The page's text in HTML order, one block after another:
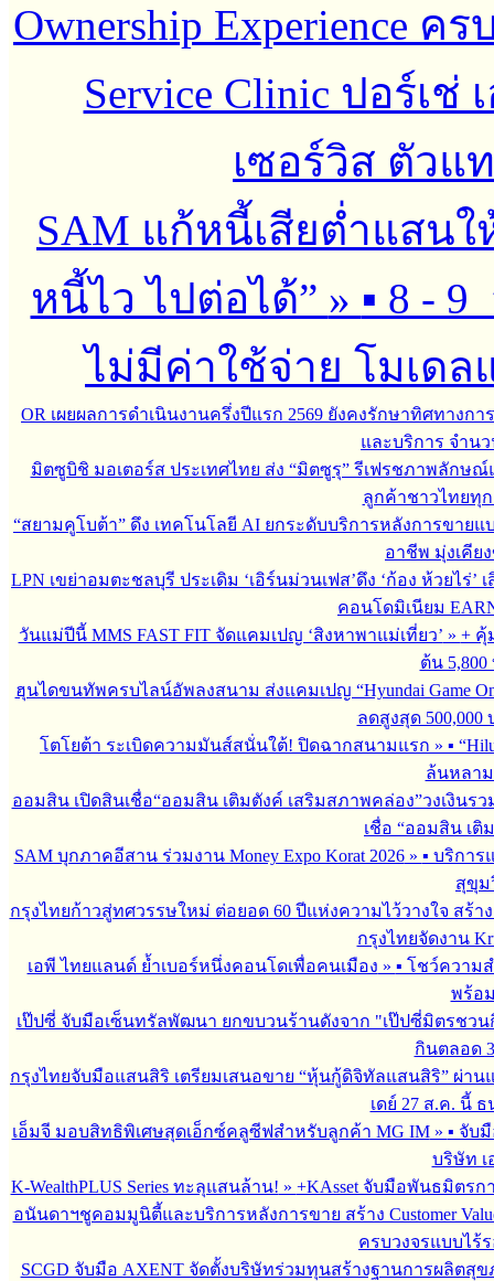
Ownership Experience ค
Service Clinic ปอร์เช่
เซอร์วิส ตัวแ
SAM แก้หนี้เสียต่ำแสน
หนี้ไว ไปต่อได้” » ▪︎ 8 -
ไม่มีค่าใช้จ่าย โมเดล
OR เผยผลการดำเนินงานครึ่งปีแรก 2569 ยังคงรักษาทิศทางกา
และบริการ จำนว
มิตซูบิชิ มอเตอร์ส ประเทศไทย ส่ง “มิตซูรุ” รีเฟรชภาพลักษณ์
ลูกค้าชาวไทยทุก
“สยามคูโบต้า” ดึง เทคโนโลยี AI ยกระดับบริการหลังการขาย
อาชีพ มุ่งเคีย
LPN เขย่าอมตะชลบุรี ประเดิม ‘เอิร์นม่วนเฟส’ดึง ‘ก้อง ห้วยไร่’
คอนโดมิเนียม
วันแม่ปีนี้ MMS FAST FIT จัดแคมเปญ ‘สิงหาพาแม่เที่ยว’ » + คุ้
ต้น
ฮุนไดขนทัพครบไลน์อัพลงสนาม ส่งแคมเปญ “Hyundai Game
ลดสูงสุด 500,000
โตโยต้า ระเบิดความมันส์สนั่นใต้! ปิดฉากสนามแรก » ▪︎
ล้นหลาม
ออมสิน เปิดสินเชื่อ“ออมสิน เติมตังค์ เสริมสภาพคล่อง”วงเงินรว
เชื่อ “ออมสิน เติ
SAM บุกภาคอีสาน ร่วมงาน Money Expo Korat 2026» ▪︎ บริกา
สุขุม
กรุงไทยก้าวสู่ทศวรรษใหม่ ต่อยอด 60 ปีแห่งความไว้วางใจ สร้
กรุงไทยจัดงาน
เอพี ไทยแลนด์ ย้ำเบอร์หนึ่งคอนโดเพื่อคนเมือง » ▪︎ โชว์ความ
พร้อ
เป๊ปซี่ จับมือเซ็นทรัลพัฒนา ยกขบวนร้านดังจาก "เป๊ปซี่มิตรชว
กินตลอด
กรุงไทยจับมือแสนสิริ เตรียมเสนอขาย “หุ้นกู้ดิจิทัลแสนสิริ” ผ่าน
เดย์ 27 ส.ค. นี้
เอ็มจี มอบสิทธิพิเศษสุดเอ็กซ์คลูซีฟสำหรับลูกค้า MG IM» ▪︎ จับ
บริษัท เ
K-WealthPLUS Series ทะลุแสนล้าน! » +KAsset จับมือพันธมิตรการ
อนันดาฯชูคอมมูนิตี้และบริการหลังการขาย สร้าง Customer
ครบวงจรแบบไร้
SCGD จับมือ AXENT จัดตั้งบริษัทร่วมทุนสร้างฐานการผลิต